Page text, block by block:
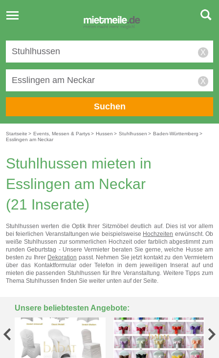
Toggle
navigation
X
X
Suchen
Startseite > Events, Messen & Partys> Hussen > Stuhlhussen > Baden-Württemberg >
Esslingen am Neckar
Stuhlhussen mieten in
Esslingen am Neckar
(21 Inserate)
Stuhlhussen werten die Optik Ihrer Sitzmöbel deutlich auf. Dies ist vor allem
bei feierlichen Veranstaltungen wie beispielsweise Hochzeiten erwünscht. Ob
weiße Stuhlhussen zur sommerlichen Hochzeit oder farblich abgestimmt zum
runden Geburtstag - Unsere Vermieter beraten Sie gerne, welche Husse am
besten zu Ihrer Dekoration passt. Nehmen Sie jetzt kontakt zu den Vermietern
über das Kontaktformular oder Telefon in dem jeweiligen Inserat auf und
mieten die passenden Stuhlhussen für Ihre Veranstaltung. Weitere Tipps zum
Thema Stuhlhussen finden Sie weiter unten auf der Seite.
Unsere beliebtesten Angebote: